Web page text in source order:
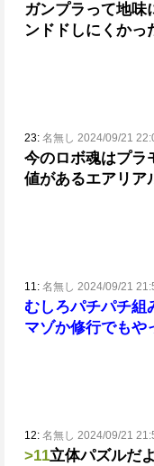
ガンプラって地味
ンドドしにくかっ
23: 名無し 2024/09/21
今のロボ魂はプラ
値があるエアリア
11: 名無し 2024/09/21
むしろパチパチ組
マゾか修行でもや
12: 名無し 2024/09/21
>11立体パズルだよ